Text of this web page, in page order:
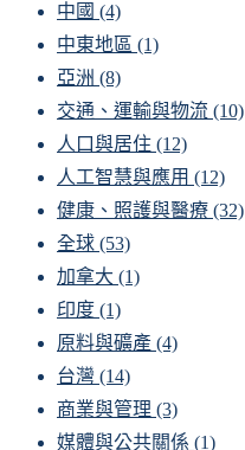
中國 (4)
中東地區 (1)
亞洲 (8)
交通、運輸與物流 (10)
人口與居住 (12)
人工智慧與應用 (12)
健康、照護與醫療 (32)
全球 (53)
加拿大 (1)
印度 (1)
原料與礦產 (4)
台灣 (14)
商業與管理 (3)
媒體與公共關係 (1)